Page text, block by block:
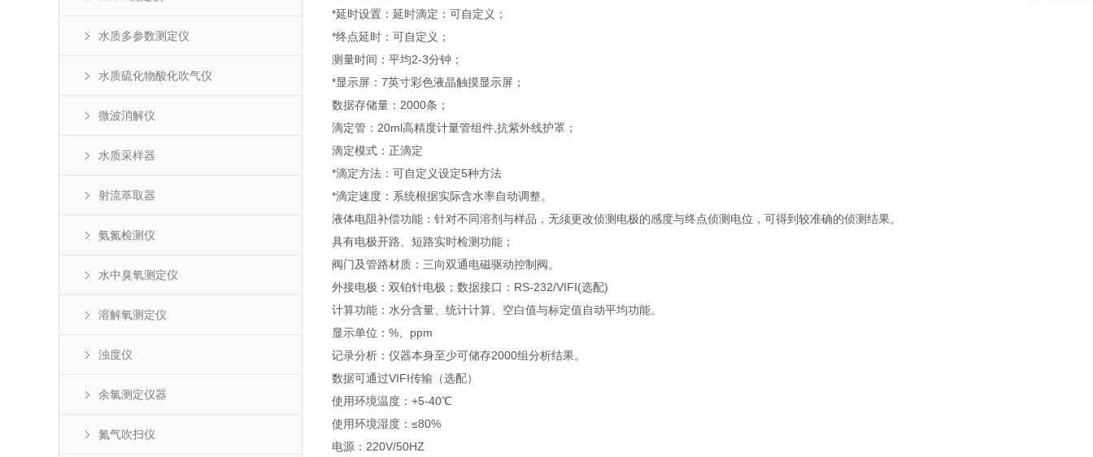
水质多参数测定仪
水质硫化物酸化吹气仪
微波消解仪
水质采样器
射流萃取器
氨氮检测仪
水中臭氧测定仪
溶解氧测定仪
浊度仪
余氯测定仪器
氮气吹扫仪
*延时设置：延时滴定：可自定义；
*终点延时：可自定义；
测量时间：平均2-3分钟；
*显示屏：7英寸彩色液晶触摸显示屏；
数据存储量：2000条；
滴定管：20ml高精度计量管组件,抗紫外线护罩；
滴定模式：正滴定
*滴定方法：可自定义设定5种方法
*滴定速度：系统根据实际含水率自动调整。
液体电阻补偿功能：针对不同溶剂与样品，无须更改侦测电极的感度与终点侦测电位，可得到较准确的侦测结果。
具有电极开路、短路实时检测功能；
阀门及管路材质：三向双通电磁驱动控制阀。
外接电极：双铂针电极；数据接口：RS-232/VIFI(选配)
计算功能：水分含量、统计计算、空白值与标定值自动平均功能。
显示单位：%、ppm
记录分析：仪器本身至少可储存2000组分析结果。
数据可通过VIFI传输（选配）
使用环境温度：+5-40℃
使用环境湿度：≤80%
电源：220V/50HZ